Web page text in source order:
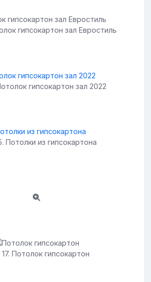
гипсокартон зал Евростиль
гипсокартон зал 2022
Потолки из гипсокартона
17. Потолок гипсокартон